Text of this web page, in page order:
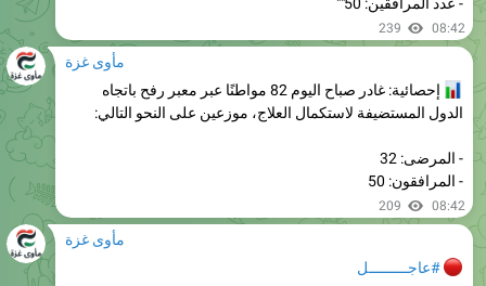
إحصائية: غادر صباح اليوم 82 مواطنًا عبر معبر رفح باتجاه
الدول المستضيفة لاستكمال العلاج، موزعين على النحو التالي:
- المرضى: 32
209 08:42
#عاجـــــــــل